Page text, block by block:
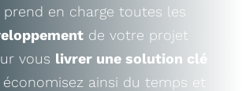
en charge toutes les
de votre projet
vous livrer une solution clé
économisez ainsi du temps et